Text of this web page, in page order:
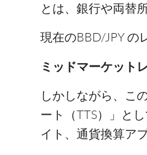
とは、銀行や両替
現在のBBD/JPY の
ミッドマーケット
しかしながら、こ
ート（TTS）」と
イト、通貨換算ア